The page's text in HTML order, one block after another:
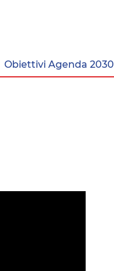
Obiettivi Agenda 2030